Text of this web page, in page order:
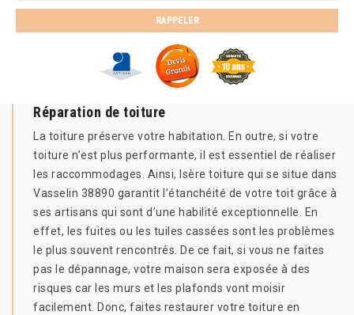
Réparation de toiture
La toiture préserve votre habitation. En outre, si votre
toiture n’est plus performante, il est essentiel de réaliser
les raccommodages. Ainsi, Isère toiture qui se situe dans
Vasselin 38890 garantit l’étanchéité de votre toit grâce à
ses artisans qui sont d’une habilité exceptionnelle. En
effet, les fuites ou les tuiles cassées sont les problèmes
le plus souvent rencontrés. De ce fait, si vous ne faites
pas le dépannage, votre maison sera exposée à des
risques car les murs et les plafonds vont moisir
facilement. Donc, faites restaurer votre toiture en